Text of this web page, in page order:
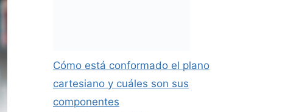
Cómo está conformado el plano
cartesiano y cuáles son sus
componentes